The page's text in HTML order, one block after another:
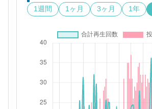
1週間 1ヶ月 3ヶ月 1年